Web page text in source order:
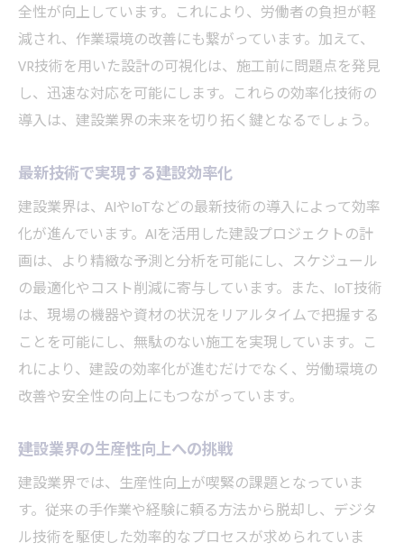
全性が向上しています。これにより、労働者の負担が軽
減され、作業環境の改善にも繋がっています。加えて、
VR技術を用いた設計の可視化は、施工前に問題点を発見
し、迅速な対応を可能にします。これらの効率化技術の
導入は、建設業界の未来を切り拓く鍵となるでしょう。
最新技術で実現する建設効率化
建設業界は、AIやIoTなどの最新技術の導入によって効率
化が進んでいます。AIを活用した建設プロジェクトの計
画は、より精緻な予測と分析を可能にし、スケジュール
の最適化やコスト削減に寄与しています。また、IoT技術
は、現場の機器や資材の状況をリアルタイムで把握する
ことを可能にし、無駄のない施工を実現しています。こ
れにより、建設の効率化が進むだけでなく、労働環境の
改善や安全性の向上にもつながっています。
建設業界の生産性向上への挑戦
建設業界では、生産性向上が喫緊の課題となっていま
す。従来の手作業や経験に頼る方法から脱却し、デジタ
ル技術を駆使した効率的なプロセスが求められていま